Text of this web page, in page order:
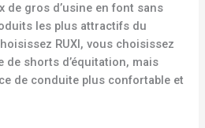
de gros d’usine en font sans
les plus attractifs du
RUXI, vous choisissez
de shorts d’équitation, mais
de conduite plus confortable et